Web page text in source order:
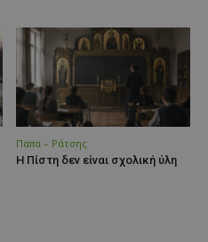
Παπα – Ράτσης
Η Πίστη δεν είναι σχολική ύλη